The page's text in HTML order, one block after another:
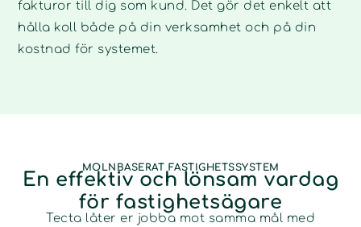
fakturor till dig som kund. Det gör det enkelt att
hålla koll både på din verksamhet och på din
kostnad för systemet.
MOLNBASERAT FASTIGHETSSYSTEM
En effektiv och lönsam vardag
för fastighetsägare
Tecta låter er jobba mot samma mål med